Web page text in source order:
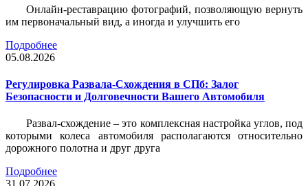
Онлайн-реставрацию фотографий, позволяющую вернуть
им первоначальный вид, а иногда и улучшить его
Подробнее
05.08.2026
Регулировка Развала-Схождения в СПб: Залог
Безопасности и Долговечности Вашего Автомобиля
Развал-схождение – это комплексная настройка углов, под
которыми колеса автомобиля располагаются относительно
дорожного полотна и друг друга
Подробнее
31.07.2026